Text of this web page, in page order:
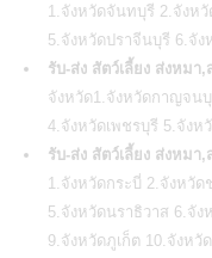
1.จังหวัดจันทบุรี 2.จังห
5.จังหวัดปราจีนบุรี 6.จัง
รับ-ส่ง สัตว์เลี้ยง ส่งหมา
จังหวัด1.จังหวัดกาญจน
4.จังหวัดเพชรบุรี 5.จังห
รับ-ส่ง สัตว์เลี้ยง ส่งหมา
1.จังหวัดกระบี่ 2.จังหวั
5.จังหวัดนราธิวาส 6.จั
9.จังหวัดภูเก็ต 10.จังหวั